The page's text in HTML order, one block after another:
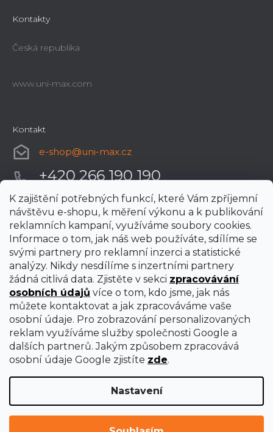
K zajištění potřebných funkcí, které Vám zpříjemní
návštěvu e-shopu, k měření výkonu a k publikování
reklamních kampaní, využíváme soubory cookies.
Informace o tom, jak náš web používáte, sdílíme se
svými partnery pro reklamní inzerci a statistické
analýzy. Nikdy nesdílíme s inzertními partnery
žádná citlivá data. Zjistěte v sekci zpracovávání
osobních údajů více o tom, kdo jsme, jak nás
můžete kontaktovat a jak zpracováváme vaše
osobní údaje. Pro zobrazování personalizovaných
reklam využíváme služby společnosti Google a
dalších partnerů. Jakým způsobem zpracovává
osobní údaje Google zjistíte zde.
Nastavení
Kontakty
Česká republika
www.uni-max.com
Kontakt
e-shop@uni-max.cz
+420 266 190 190